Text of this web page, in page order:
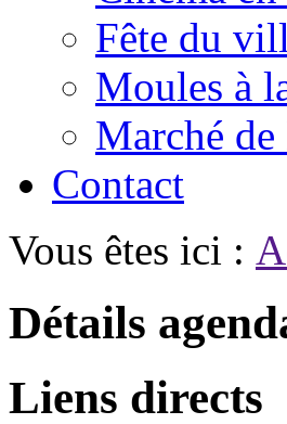
Fête du
Moules à
Marché
Contact
Vous êtes ici :
Détails
Liens directs